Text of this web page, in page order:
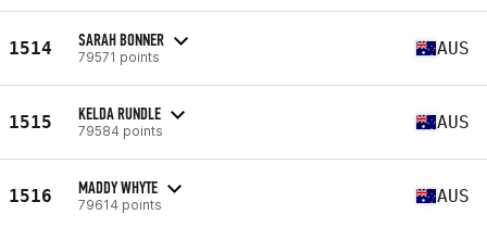
1514 SARAH BONNER
79571 points AUS
1515 KELDA RUNDLE
79584 points AUS
1516 MADDY WHYTE
79614 points AUS